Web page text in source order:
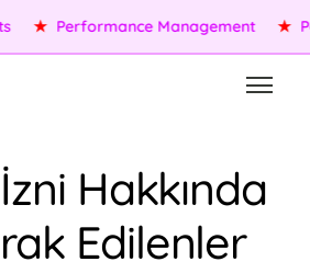
Performance Management
Hakkında
Edilenler